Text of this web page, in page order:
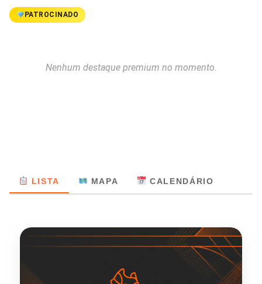
PATROCINADO
Nenhum destaque premium no momento.
LISTA MAPA CALENDÁRIO